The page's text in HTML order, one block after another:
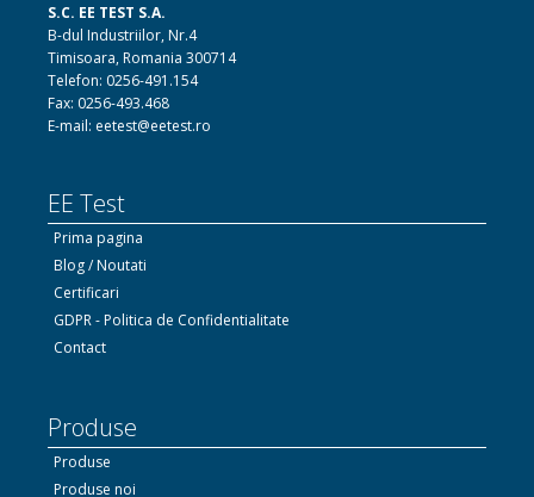
S.C. EE TEST S.A.
B-dul Industriilor, Nr.4
Timisoara, Romania 300714
Telefon: 0256-491.154
Fax: 0256-493.468
E-mail: eetest@eetest.ro
EE Test
Prima pagina
Blog / Noutati
Certificari
GDPR - Politica de Confidentialitate
Contact
Produse
Produse
Produse noi